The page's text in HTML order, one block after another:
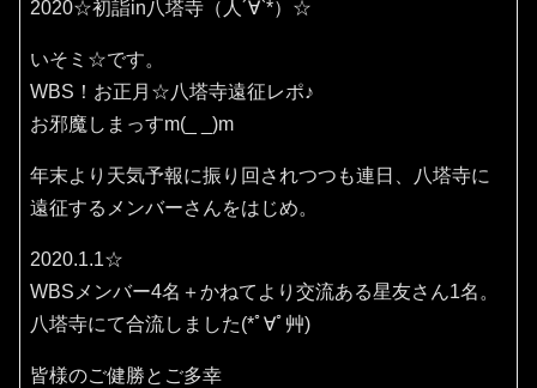
2020☆初詣in八塔寺（人´∀`*）☆
いそミ☆です。
WBS！お正月☆八塔寺遠征レポ♪
お邪魔しまっすm(_ _)m
年末より天気予報に振り回されつつも連日、八塔寺に
遠征するメンバーさんをはじめ。
2020.1.1☆
WBSメンバー4名＋かねてより交流ある星友さん1名。
八塔寺にて合流しました(*ﾟ∀ﾟ艸)
皆様のご健勝とご多幸